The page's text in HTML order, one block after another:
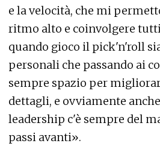
e la velocità, che mi
ritmo alto e coinvolgere
quando gioco il pick'n'roll
personali che passando ai
sempre spazio per
dettagli, e ovviamente
leadership c'è sempre del
passi avanti».